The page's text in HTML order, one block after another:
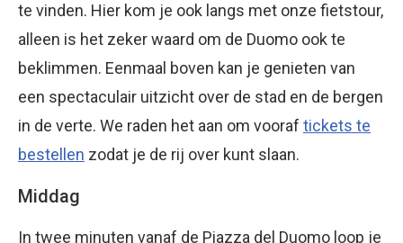
te vinden. Hier kom je ook langs met onze fietstour,
alleen is het zeker waard om de Duomo ook te
beklimmen. Eenmaal boven kan je genieten van
een spectaculair uitzicht over de stad en de bergen
in de verte. We raden het aan om vooraf tickets te
bestellen zodat je de rij over kunt slaan.
Middag
In twee minuten vanaf de Piazza del Duomo loop je